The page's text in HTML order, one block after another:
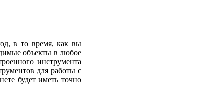
в то время, как вы
объекты в любое
инструмента
для работы с
будет иметь точно